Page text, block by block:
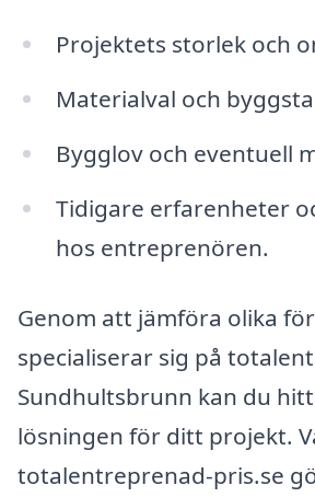
Projektets storlek och
Materialval och
Bygglov och eventuell
Tidigare erfarenheter
hos entreprenören.
Genom att jämföra olika
specialiserar sig på
Sundhultsbrunn kan du
lösningen för ditt projekt.
totalentreprenad-pris.se